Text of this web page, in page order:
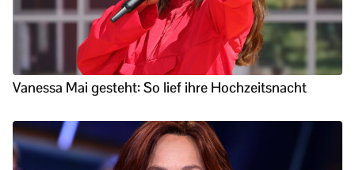
Vanessa Mai gesteht: So lief ihre Hochzeitsnacht